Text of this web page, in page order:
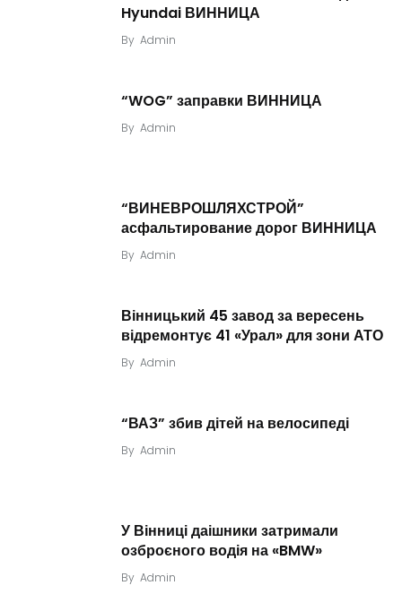
Hyundai ВИННИЦА
By Admin
“WOG” заправки ВИННИЦА
By Admin
“ВИНЕВРОШЛЯХСТРОЙ”
асфальтирование дорог ВИННИЦА
By Admin
Вінницький 45 завод за вересень
відремонтує 41 «Урал» для зони АТО
By Admin
“ВАЗ” збив дітей на велосипеді
By Admin
У Вінниці даішники затримали
озброєного водія на «BMW»
By Admin